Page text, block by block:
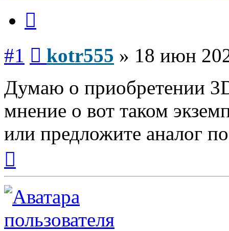
#1 kotr555 » 18 июн
Думаю о приобретении
мнение о вот таком
или предложите аналог
началу